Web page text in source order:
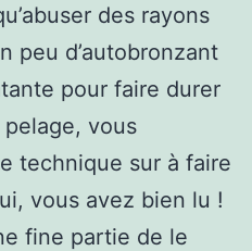
des rayons
peu d’autobronzant
pour faire durer
pelage, vous
technique sur à faire
vous avez bien lu !
fine partie de le